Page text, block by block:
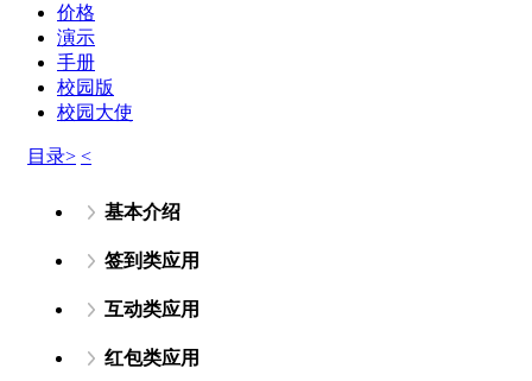
价格
演示
手册
校园版
校园大使
目录> <
基本介绍
签到类应用
互动类应用
红包类应用